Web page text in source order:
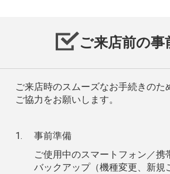
ご来店前の事
ご来店時のスムーズなお手続きのた
ご協力をお願いします。
事前準備
ご使用中のスマートフォン／携
バックアップ（機種変更、新規